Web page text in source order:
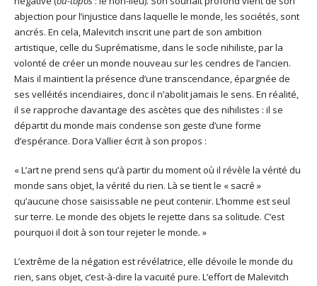
abjection pour l’injustice dans laquelle le monde, les sociétés, sont
ancrés. En cela, Malevitch inscrit une part de son ambition
artistique, celle du Suprématisme, dans le socle nihiliste, par la
volonté de créer un monde nouveau sur les cendres de l’ancien.
Mais il maintient la présence d’une transcendance, épargnée de
ses velléités incendiaires, donc il n’abolit jamais le sens. En réalité,
il se rapproche davantage des ascètes que des nihilistes : il se
départit du monde mais condense son geste d’une forme
d’espérance. Dora Vallier écrit à son propos :
« L’art ne prend sens qu’à partir du moment où il révèle la vérité du
monde sans objet, la vérité du rien. Là se tient le « sacré »
qu’aucune chose saisissable ne peut contenir. L’homme est seul
sur terre. Le monde des objets le rejette dans sa solitude. C’est
pourquoi il doit à son tour rejeter le monde. »
L’extrême de la négation est révélatrice, elle dévoile le monde du
rien, sans objet, c’est-à-dire la vacuité pure. L’effort de Malevitch